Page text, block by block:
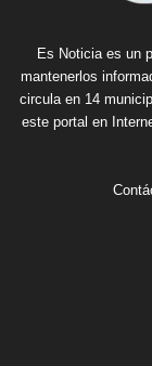
Es Noticia es un
mantenerlos
circula en 14
este portal en